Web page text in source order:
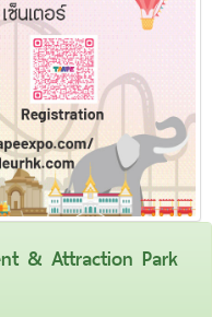
& Attraction Park